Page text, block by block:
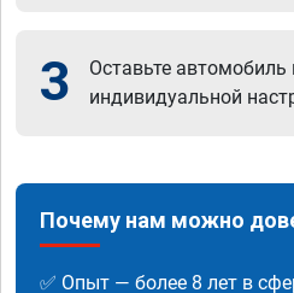
3
Оставьте автомобиль
индивидуальной
Почему нам можно
✅ Опыт — более 8 лет в